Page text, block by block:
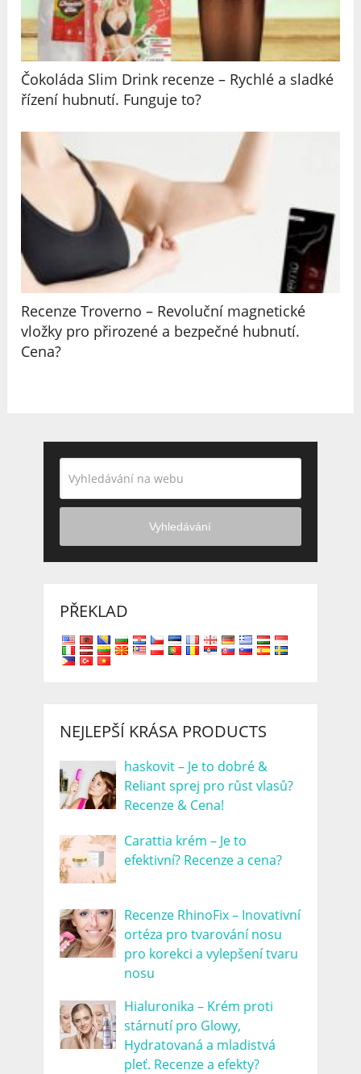
Čokoláda Slim Drink recenze – Rychlé a sladké
řízení hubnutí. Funguje to?
Recenze Troverno – Revoluční magnetické
vložky pro přirozené a bezpečné hubnutí.
Cena?
Vyhledávání
PŘEKLAD
NEJLEPŠÍ KRÁSA PRODUCTS
haskovit – Je to dobré &
Reliant sprej pro růst vlasů?
Recenze & Cena!
Carattia krém – Je to
efektivní? Recenze a cena?
Recenze RhinoFix – Inovativní
ortéza pro tvarování nosu
pro korekci a vylepšení tvaru
nosu
Hialuronika – Krém proti
stárnutí pro Glowy,
Hydratovaná a mladistvá
pleť. Recenze a efekty?